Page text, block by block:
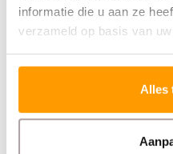
informatie die u aan ze
verzameld op basis van
Alles
12-02-2026
Direct thermisch
printen
11-02-2026
klaar met